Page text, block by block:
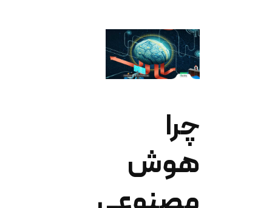
چرا
هوش